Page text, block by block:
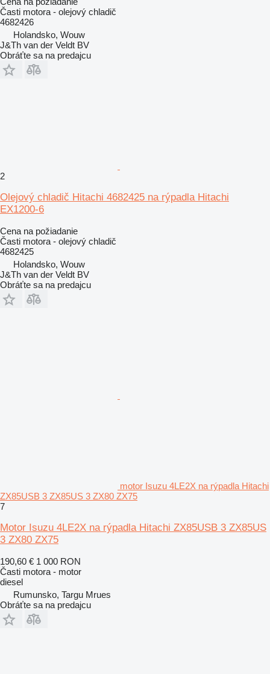
Časti motora - olejový chladič
4682426
Holandsko, Wouw
J&Th van der Veldt BV
Obráťte sa na predajcu
2
Olejový chladič Hitachi 4682425 na rýpadla Hitachi
EX1200-6
Cena na požiadanie
Časti motora - olejový chladič
4682425
Holandsko, Wouw
J&Th van der Veldt BV
Obráťte sa na predajcu
motor Isuzu 4LE2X na rýpadla Hitachi
ZX85USB 3 ZX85US 3 ZX80 ZX75
7
Motor Isuzu 4LE2X na rýpadla Hitachi ZX85USB 3 ZX85US
3 ZX80 ZX75
190,60 € 1 000 RON
Časti motora - motor
diesel
Rumunsko, Targu Mrues
Obráťte sa na predajcu